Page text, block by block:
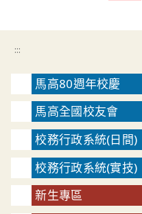
:::
馬高80週年校慶
馬高全國校友會
校務行政系統(日間)
校務行政系統(實技)
新生專區